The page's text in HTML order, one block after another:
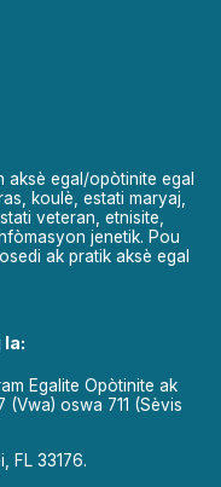
aksè egal/opòtinite egal
koulè, estati maryaj,
veteran, etnisite,
jenetik. Pou
ak pratik aksè egal
la:
Egalite Opòtinite ak
oswa 711 (Sèvis
FL 33176.